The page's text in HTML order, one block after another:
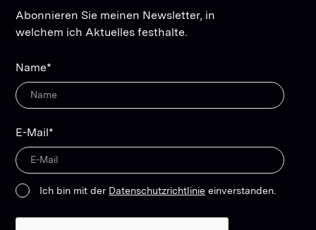
Abonnieren Sie meinen Newsletter, in
welchem ich Aktuelles festhalte.
Name*
E-Mail*
Ich bin mit der Datenschutzrichtlinie einverstanden.